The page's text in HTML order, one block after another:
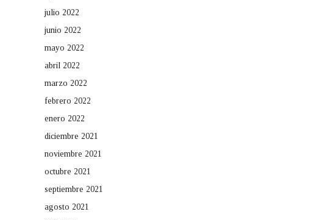
julio 2022
junio 2022
mayo 2022
abril 2022
marzo 2022
febrero 2022
enero 2022
diciembre 2021
noviembre 2021
octubre 2021
septiembre 2021
agosto 2021